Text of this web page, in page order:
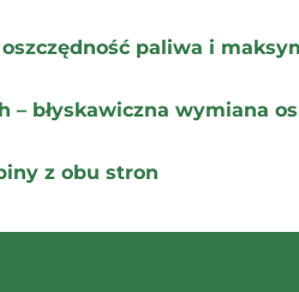
paliwa i
– błyskawiczna wymiana
z obu stron